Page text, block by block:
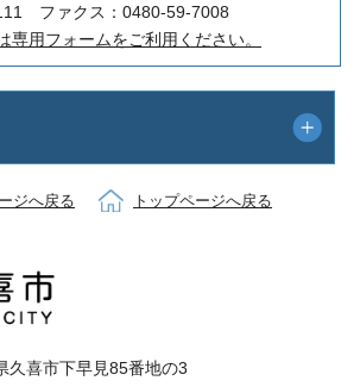
ファクス：0480-59-7008
専用フォームをご利用ください。
ジへ戻る トップページへ戻る
喜市下早見85番地の3